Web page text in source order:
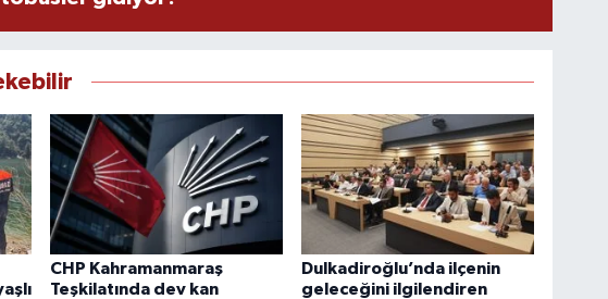
CHP Kahramanmaraş
Teşkilatında dev kan
Dulkadiroğlu’nda ilçenin
geleceğini ilgilendiren